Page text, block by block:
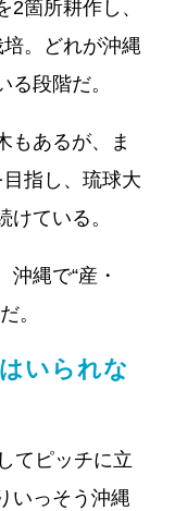
箇所耕作し、
。どれが沖縄
段階だ。
もあるが、ま
指し、琉球大
ている。
縄で“産・
。
いられな
てピッチに立
いっそう沖縄